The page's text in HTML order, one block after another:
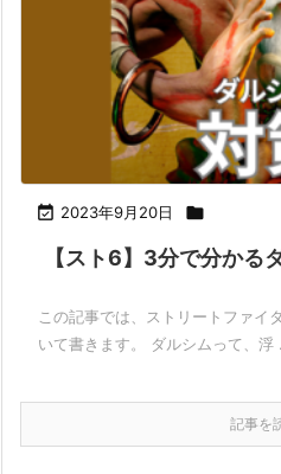
 2023年9月20日 
【スト6】3分で分かる
この記事では、ストリートファイ
いて書きます。 ダルシムって、浮
記事を